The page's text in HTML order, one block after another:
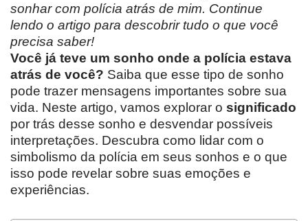
sonhar com polícia atrás de mim. Continue
lendo o artigo para descobrir tudo o que você
precisa saber!
Você já teve um sonho onde a polícia estava
atrás de você? Saiba que esse tipo de sonho
pode trazer mensagens importantes sobre sua
vida. Neste artigo, vamos explorar o significado
por trás desse sonho e desvendar possíveis
interpretações. Descubra como lidar com o
simbolismo da polícia em seus sonhos e o que
isso pode revelar sobre suas emoções e
experiências.